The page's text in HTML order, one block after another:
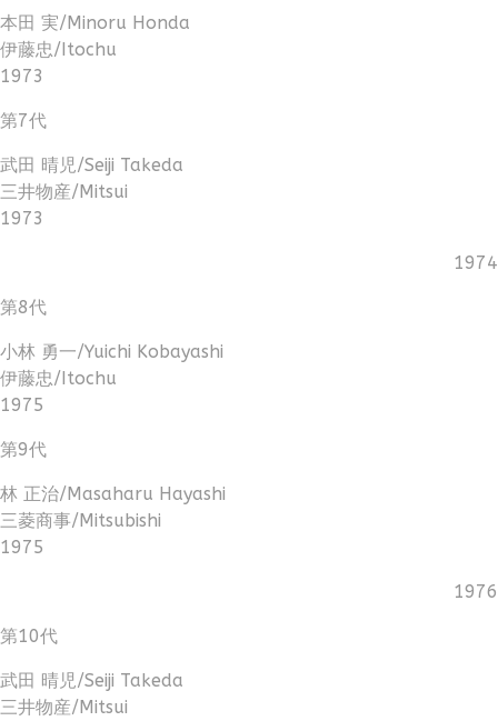
本田 実/Minoru Honda
伊藤忠/Itochu
1973
第7代
武田 晴児/Seiji Takeda
三井物産/Mitsui
1973
1974
第8代
小林 勇一/Yuichi Kobayashi
伊藤忠/Itochu
1975
第9代
林 正治/Masaharu Hayashi
三菱商事/Mitsubishi
1975
1976
第10代
武田 晴児/Seiji Takeda
三井物産/Mitsui